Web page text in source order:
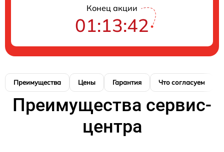
Конец акции
01:13:41
Преимущества Цены Гарантия Что согласуем
Преимущества сервис-
центра